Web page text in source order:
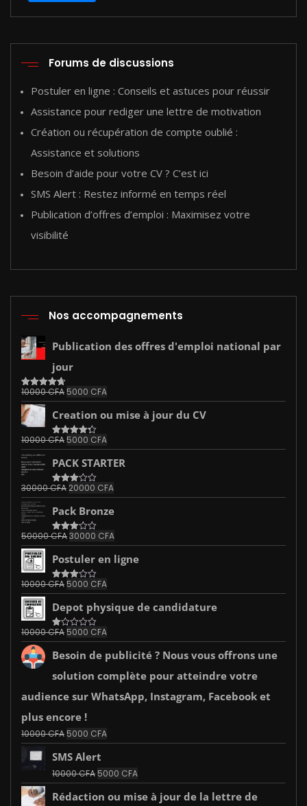
Forums de discussions
Postuler en ligne : Conseils et astuces pour réussir
Assistance pour rediger une lettre de motivation
Création ou récupération de compte oublié :
Assistance et solutions
Besoin d’aide pour votre CV ? C’est ici
SMS Alert : Restez informé en temps réel
Publication d’offres d’emploi : Maximisez votre
visibilité
Nos accompagnements
Publication des offres d'emploi national par
jour
Note4.67
sur 5
10000CFA Le
prix
initial
était :
10000 CFA.
5000 CFALe
prix
actuel
5000 CFA.
Creation ou mise à jour du CV
Note4.33
sur 5
10000CFA Le
prix
initial
était :
10000 CFA.
5000 CFALe
prix
actuel
5000 CFA.
PACK STARTER
Note
3.00
sur 5
30000CFA Le
prix
initial
était :
30000 CFA.
20000 CFALe
prix
actuel
20000 CFA.
Pack Bronze
Note
3.00
sur 5
50000CFALe
prix
initial
était :
50000 CFA.
30000 CFALe
prix
actuel
Postuler en ligne
Note
3.00
sur 5
10000CFA Le
prix
initial
était :
10000 CFA.
5000 CFALe
prix
actuel
5000 CFA.
Depot physique de candidature
Note
1.00
sur
5
10000CFA Le
prix
initial
était :
10000 CFA.
5000 CFALe
prix
actuel
5000 CFA.
Besoin de publicité ? Nous vous offrons une
solution complète pour atteindre votre
audience sur WhatsApp, Instagram, Facebook et
plus encore !
10000CFA Le
prix
initial
était :
10000 CFA.
5000 CFALe
prix
est :
5000 CFA.
SMS Alert
10000CFA Le
prix
initial
5000 CFALe
prix
actuel
Rédaction ou mise à jour de la lettre de